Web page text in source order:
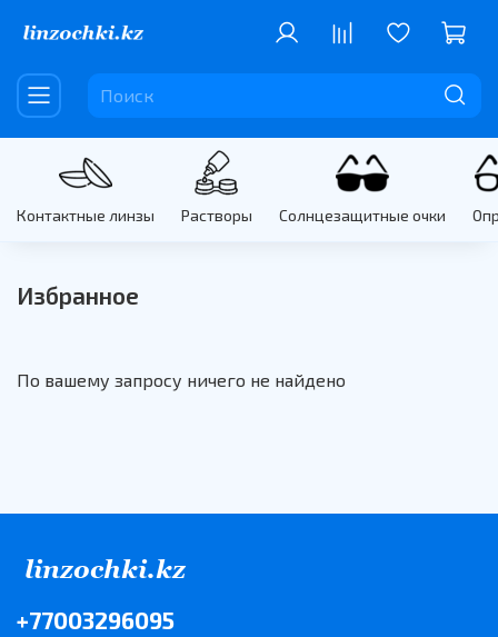
Контактные линзы Растворы Солнцезащитные очки
Избранное
По вашему запросу ничего не найдено
+77003296095